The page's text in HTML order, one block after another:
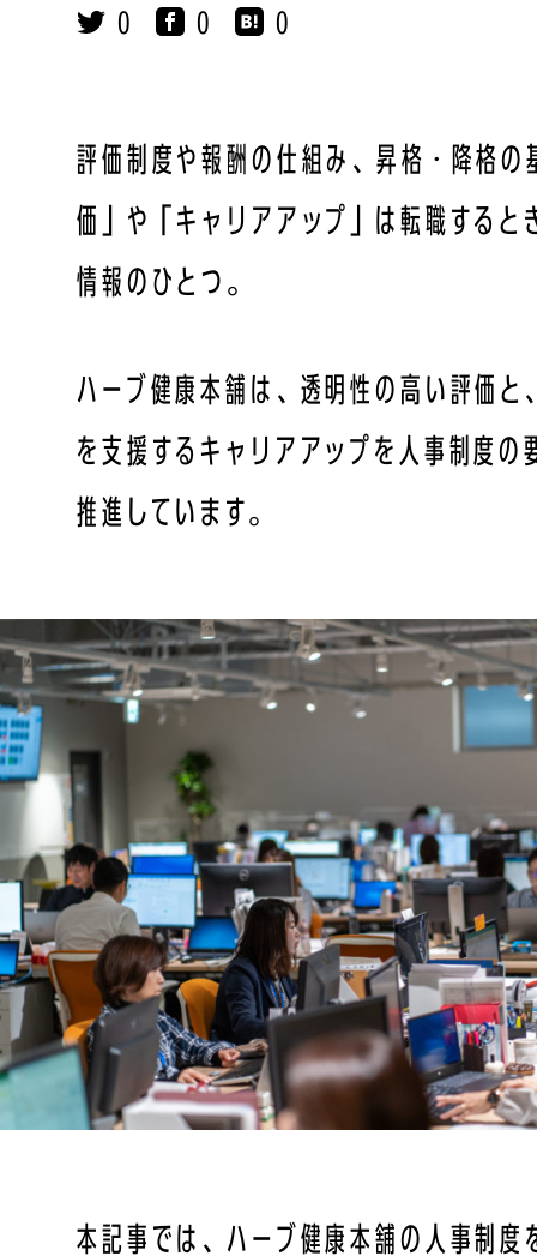
0 0 0
評価制度や報酬の仕組み、昇格・降格
価」や「キャリアアップ」は転職すると
情報のひとつ。
ハーブ健康本舗は、透明性の高い評価と
を支援するキャリアアップを人事制度の
推進しています。
本記事では、ハーブ健康本舗の人事制度